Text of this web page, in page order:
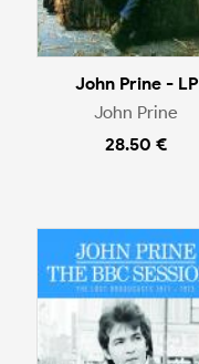
John Prine - LP
John Prine
28.50 €